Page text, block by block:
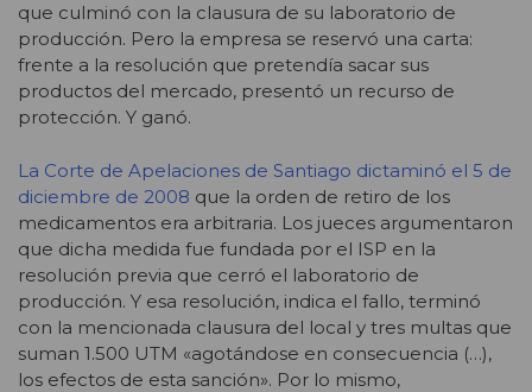
que culminó con la clausura de su laboratorio de
producción. Pero la empresa se reservó una carta:
frente a la resolución que pretendía sacar sus
productos del mercado, presentó un recurso de
protección. Y ganó.
La Corte de Apelaciones de Santiago dictaminó el 5 de
diciembre de 2008 que la orden de retiro de los
medicamentos era arbitraria. Los jueces argumentaron
que dicha medida fue fundada por el ISP en la
resolución previa que cerró el laboratorio de
producción. Y esa resolución, indica el fallo, terminó
con la mencionada clausura del local y tres multas que
suman 1.500 UTM «agotándose en consecuencia (…),
los efectos de esta sanción». Por lo mismo,